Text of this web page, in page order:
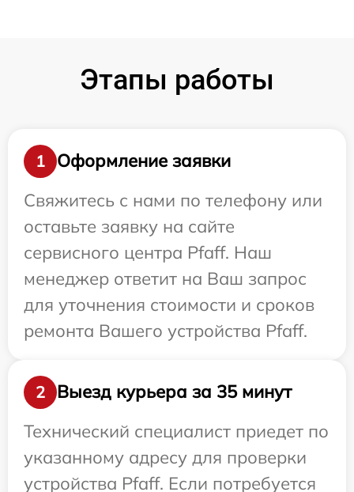
Этапы работы
1
Оформление заявки
Свяжитесь с нами по телефону или
оставьте заявку на сайте
сервисного центра Pfaff. Наш
менеджер ответит на Ваш запрос
для уточнения стоимости и сроков
ремонта Вашего устройства Pfaff.
2
Выезд курьера за 35 минут
Технический специалист приедет по
указанному адресу для проверки
устройства Pfaff. Если потребуется